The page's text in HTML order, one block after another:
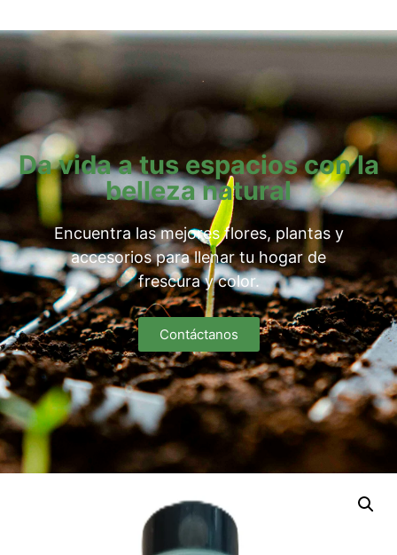
Da vida a tus espacios con la
belleza natural
Encuentra las mejores flores, plantas y
accesorios para llenar tu hogar de
frescura y color.
Contáctanos